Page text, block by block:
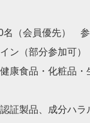
名（会員優先）
ン（部分参加可）
康食品・化粧品・
証製品、成分ハラ